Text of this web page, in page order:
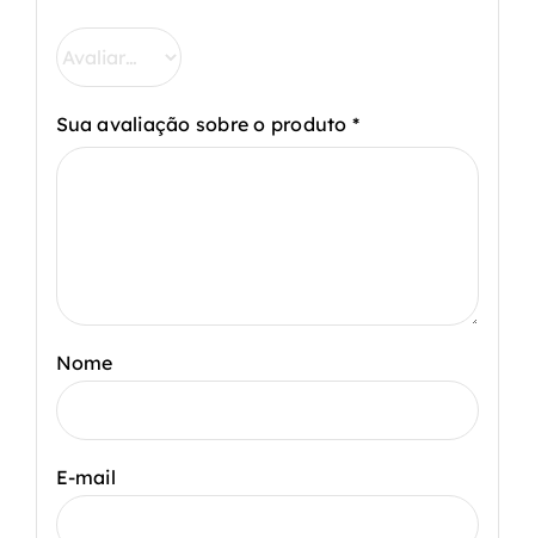
Sua avaliação sobre o produto *
Nome
E-mail